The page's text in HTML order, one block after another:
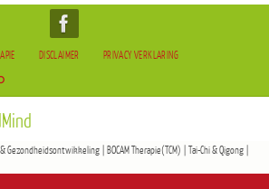
DISCLAIMER
PRIVACY VERKLARING
| BOCAM Therapie(TCM) | Tai-Chi & Qigong |